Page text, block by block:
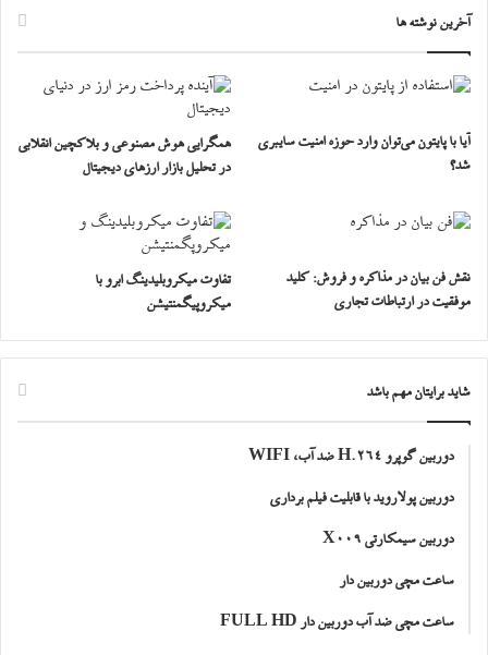
آخرین نوشته ها
آیا با پایتون می‌توان وارد حوزه امنیت سایبری
شد؟
همگرایی هوش مصنوعی و بلاکچین انقلابی
در تحلیل بازار ارزهای دیجیتال
نقش فن بیان در مذاکره و فروش: کلید
موفقیت در ارتباطات تجاری
تفاوت میکروبلیدینگ ابرو با
میکروپیگمنتیشن
شاید برایتان مهم باشد
دوربین گوپرو H.264 ضد آب، WIFI
دوربین پولاروید با قابلیت فیلم برداری
دوربین سیمکارتی X009
ساعت مچی دوربین دار
ساعت مچی ضد آب دوربین دار FULL HD